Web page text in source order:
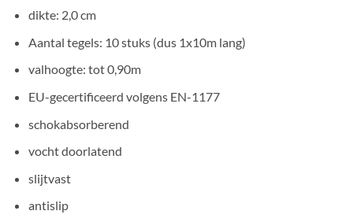
dikte: 2,0 cm
Aantal tegels: 10 stuks (dus 1x10m lang)
valhoogte: tot 0,90m
EU-gecertificeerd volgens EN-1177
schokabsorberend
vocht doorlatend
slijtvast
antislip